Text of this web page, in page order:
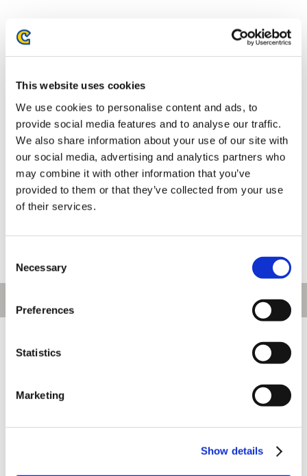
This website uses cookies
We use cookies to personalise content and ads, to
provide social media features and to analyse our traffic.
We also share information about your use of our site with
our social media, advertising and analytics partners who
may combine it with other information that you’ve
provided to them or that they’ve collected from your use
of their services.
Selection
Necessary
Preferences
Statistics
Marketing
Show details
ストリートファイター6 ピクセ
ルアート リール付きパスケース
2,750円
ダイカットフロアマット モンス
ターハンター 大タル爆弾アイコ
ン